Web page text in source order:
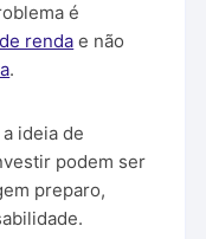
é
renda e não
.
ideia de
podem ser
preparo,